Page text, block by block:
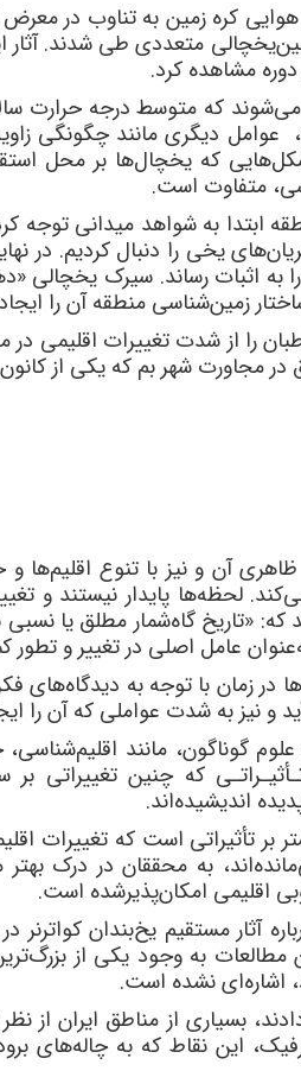
کره‌ زمین به تناوب در معرض
متعددی طی شدند. آثار
مشاهده کرد.
که متوسط درجه حرارت
عوامل دیگری مانند چگونگی
که یخچال‌ها بر محل
متفاوت است.
ابتدا به شواهد میدانی
یخی را دنبال کردیم. در
به اثبات رساند. سیرک یخچالی
زمین‌شناسی منطقه آن را
را از شدت تغییرات اقلیمی
در مجاورت شهر بم که یکی از
آن و نیز با تنوع اقلیم‌ها
پایدار نیستند و
«تاریخ گاه‌شمار مطلق یا
عامل اصلی در تغییر و
در زمان با توجه به
نیز به شدت عواملی که آن را
گوناگون، مانند
که چنین تغییراتی
اندیشیده‌اند.
بر تأثیراتی است که تغییرات
اند، به محققان در درک
اقلیمی امکان‌پذیرشده است.
مطالعات به وجود یکی از
نشده است.
بسیاری از مناطق ایران از
این نقاط که به چاله‌های